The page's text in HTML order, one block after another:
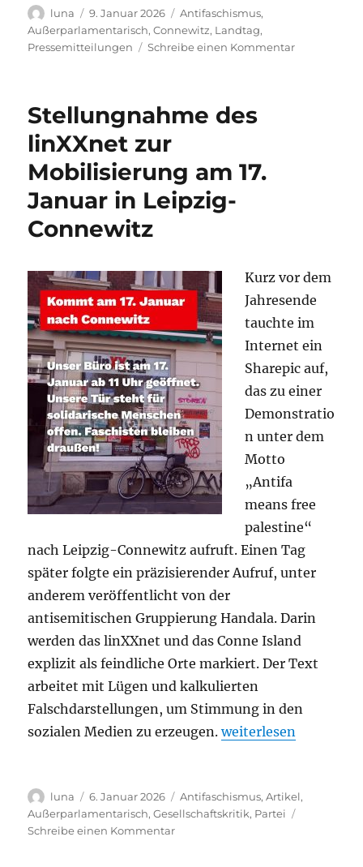
Autor
luna
Veröffentlicht
am
9. Januar 2026 Kategorien
Antifaschismus,
Außerparlamentarisch,Connewitz, Landtag,
Pressemitteilungen
Schreibe einen Kommentarzu
Fehlanzeige
Stellungnahme des
linXXnet zur
Mobilisierung am 17.
Januar in Leipzig-
Connewitz
Kurz vor dem
Jahresende
tauchte im
Internet ein
Sharepic auf,
das zu einer
Demonstratio
n unter dem
Motto
„Antifa
means free
palestine“
nach Leipzig-Connewitz aufruft. Einen Tag
später folgte ein präzisierender Aufruf, unter
anderem veröffentlicht von der
antisemitischen Gruppierung Handala. Darin
werden das linXXnet und das Conne Island
explizit als feindliche Orte markiert. Der Text
arbeitet mit Lügen und kalkulierten
Falschdarstellungen, um Stimmung in den
sozialen Medien zu erzeugen.„Stellungnahme des
weiterlesen
Autor
luna
Veröffentlicht
am
6. Januar 2026 Kategorien
Antifaschismus,Artikel,
Außerparlamentarisch,Gesellschaftskritik, Partei
Schreibe einen Kommentarzu